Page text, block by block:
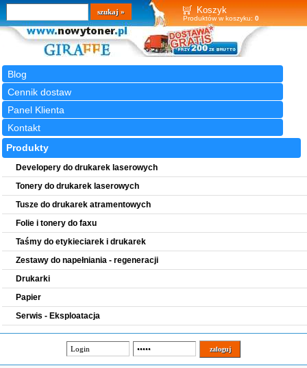
Koszyk
Produktów w koszyku: 0
Blog
Cennik dostaw
Panel Klienta
Kontakt
Wyszukiwarka
szukaj
Produkty
Developery do drukarek laserowych
Tonery do drukarek laserowych
Tusze do drukarek atramentowych
Folie i tonery do faxu
Taśmy do etykieciarek i drukarek
Zestawy do napełniania - regeneracji
Drukarki
Papier
Serwis - Eksploatacja